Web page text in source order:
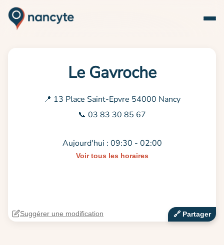
Le Gavroche
📍 13 Place Saint-Epvre 54000 Nancy
📞 03 83 30 85 67
Aujourd'hui : 09:30 - 02:00
Voir tous les horaires
🔗‍️ Partager
Suggérer une modification